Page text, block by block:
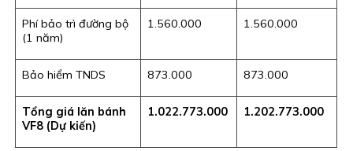
Phí bảo trì đường bộ
(1 năm)
1.560.000 1.560.000
Bảo hiểm TNDS 873.000 873.000
Tổng giá lăn bánh
VF8 (Dự kiến)
1.022.773.000 1.202.773.000